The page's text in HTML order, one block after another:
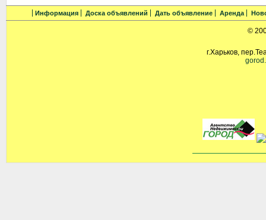
Информация Доска объявлений Дать объявление Аренда
©
г.Харьков,